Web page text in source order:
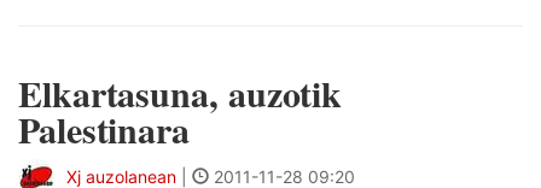
Elkartasuna, auzotik
Palestinara
Xj auzolanean 2011-11-28 09:20